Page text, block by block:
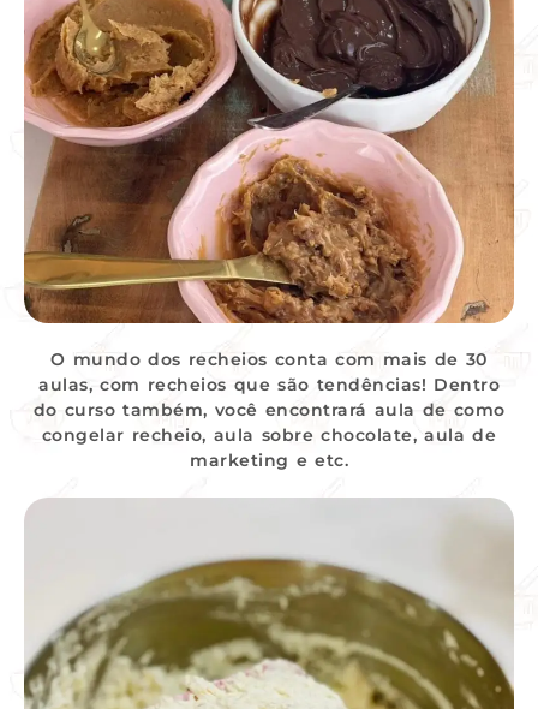
O mundo dos recheios conta com mais de 30
aulas, com recheios que são tendências! Dentro
do curso também, você encontrará aula de como
congelar recheio, aula sobre chocolate, aula de
marketing e etc.